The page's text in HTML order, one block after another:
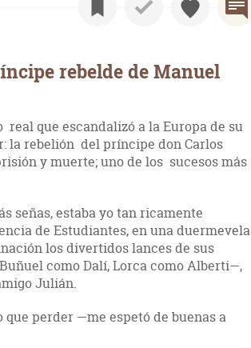
rebelde de Manuel
que escandalizó a la Europa de su
la rebelión del príncipe don Carlos
y muerte; uno de los sucesos más
señas, estaba yo tan ricamente
de Estudiantes, en una duermevela
los divertidos lances de sus
como Dalí, Lorca como Alberti—,
Julián.
perder —me espetó de buenas a